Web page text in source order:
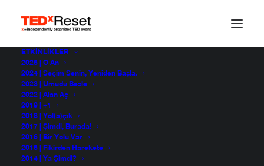
ETKINLIKLER
2025 | O An
2024 | Seçim Senin, Yeniden Başla.
2023 | Umudu Besle
2022 | Alan Aç
2019 | +1
2018 | Yol(a)çık
2017 | Şimdi, Burada!
2016 | Bir Yolu Var
2015 | Fikirden Harekete
2014 | Ya Şimdi?
İcat Çıkar(ma)
Engin Ayaz & Kerem Alper
TEDxReset 2014